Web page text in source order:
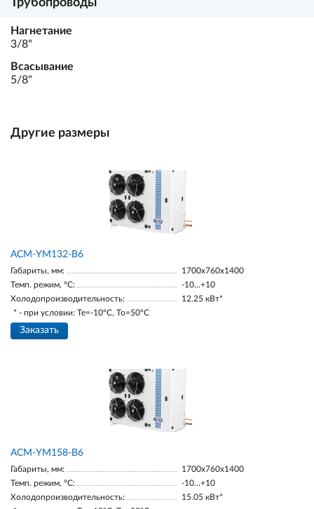
Трубопроводы
Нагнетание
3/8"
Всасывание
5/8"
Другие размеры
АСМ-YM132-В6
Габариты, мм:
1700х760х1400
Темп. режим, °С:
-10…+10
Холодопроизводительность:
12.25 кВт*
* - при условии: Te=-10ºC, To=50ºC
Заказать
АСМ-YM158-В6
Габариты, мм:
1700х760х1400
Темп. режим, °С:
-10…+10
Холодопроизводительность:
15.05 кВт*